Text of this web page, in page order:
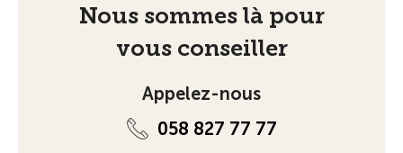
Nous sommes là pour
vous conseiller
Appelez-nous
058 827 77 77